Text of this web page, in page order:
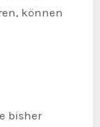
können
bisher